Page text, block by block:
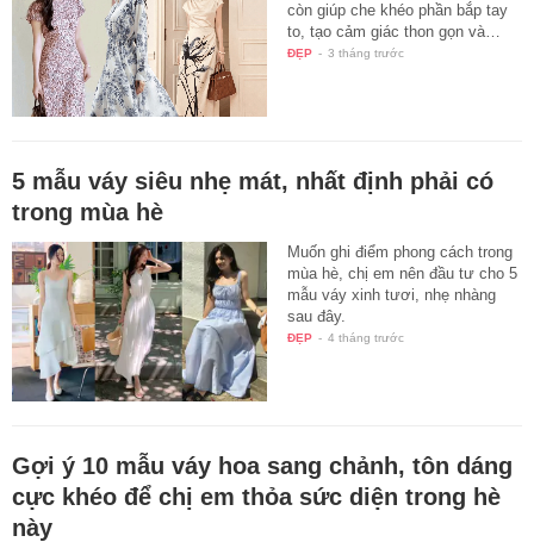
còn giúp che khéo phần bắp tay
to, tạo cảm giác thon gọn và…
ĐẸP - 3 tháng trước
5 mẫu váy siêu nhẹ mát, nhất định phải có
trong mùa hè
Muốn ghi điểm phong cách trong
mùa hè, chị em nên đầu tư cho 5
mẫu váy xinh tươi, nhẹ nhàng
sau đây.
ĐẸP - 4 tháng trước
Gợi ý 10 mẫu váy hoa sang chảnh, tôn dáng
cực khéo để chị em thỏa sức diện trong hè
này